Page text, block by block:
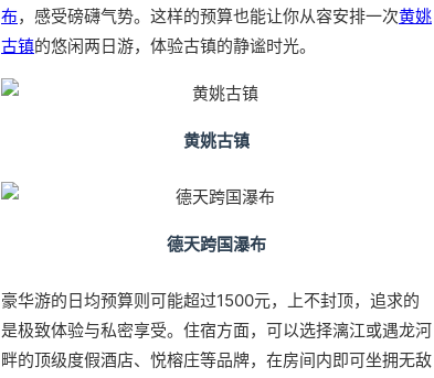
布，感受磅礴气势。这样的预算也能让你从容安排一次黄姚
古镇的悠闲两日游，体验古镇的静谧时光。
黄姚古镇
德天跨国瀑布
豪华游的日均预算则可能超过1500元，上不封顶，追求的
是极致体验与私密享受。住宿方面，可以选择漓江或遇龙河
畔的顶级度假酒店、悦榕庄等品牌，在房间内即可坐拥无敌